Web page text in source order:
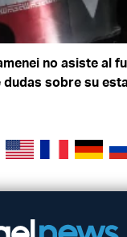
no asiste al
dudas sobre su